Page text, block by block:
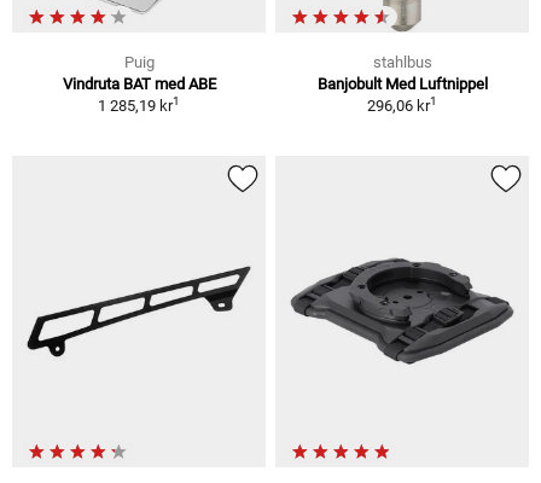
Puig
Vindruta BAT med ABE
1 285,19 kr1
stahlbus
Banjobult Med Luftnippel
296,06 kr1